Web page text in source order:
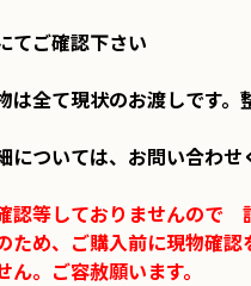
てご確認下さい
は全て現状のお渡しです
については、お問い合わ
等しておりませんので
ため、ご購入前に現物確
ん。ご容赦願います。